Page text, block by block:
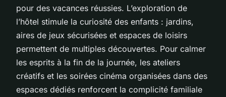
pour des vacances réussies. L’exploration de
l’hôtel stimule la curiosité des enfants : jardins,
aires de jeux sécurisées et espaces de loisirs
permettent de multiples découvertes. Pour calmer
les esprits à la fin de la journée, les ateliers
créatifs et les soirées cinéma organisées dans des
espaces dédiés renforcent la complicité familiale